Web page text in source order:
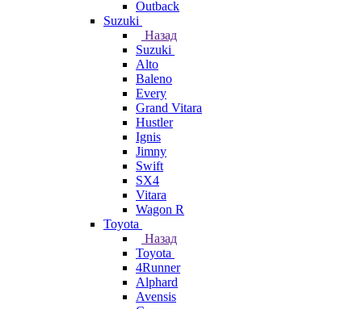
Outback
Suzuki
Назад
Suzuki
Alto
Baleno
Every
Grand Vitara
Hustler
Ignis
Jimny
Swift
SX4
Vitara
Wagon R
Toyota
Назад
Toyota
4Runner
Alphard
Avensis